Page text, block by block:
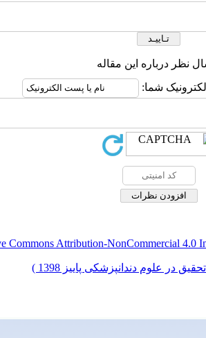
نظر درباره این مقاله
شما:
Commons Attribution-NonCommercial 4.0